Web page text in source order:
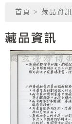
首頁 > 藏品資訊
藏品資訊